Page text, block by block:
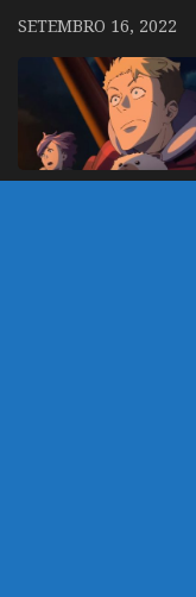
SETEMBRO 16, 2022